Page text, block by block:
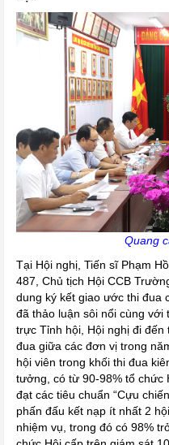
Quang
Tại Hội nghị, Tiến sĩ Phạm
487, Chủ tịch Hội CCB
dung ký kết giao ước thi đua
đã thảo luận sôi nổi cùng với
trực Tỉnh hội, Hội nghị đi
đua giữa các đơn vị trong
hội viên trong khối thi đua
tưởng, có từ 90-98% tổ chức
đạt các tiêu chuẩn “Cựu
phấn đấu kết nạp ít nhất 2
nhiệm vụ, trong đó có 98%